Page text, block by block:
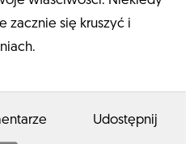
zacznie się kruszyć i
Udostępnij